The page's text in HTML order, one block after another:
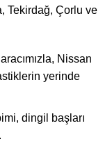
Tekirdağ, Çorlu ve
Nissan
yerinde
dingil başları